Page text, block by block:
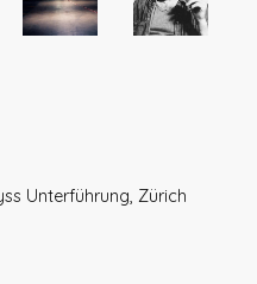
Unterführung, Zürich